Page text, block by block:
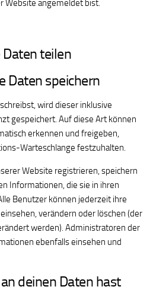
Website angemeldet bist.
teilen
Daten speichern
wird dieser inklusive
gespeichert. Auf diese Art können
erkennen und freigeben,
Warteschlange festzuhalten.
Website registrieren, speichern
Informationen, die sie in ihren
Benutzer können jederzeit ihre
verändern oder löschen (der
werden). Administratoren der
ebenfalls einsehen und
deinen Daten hast